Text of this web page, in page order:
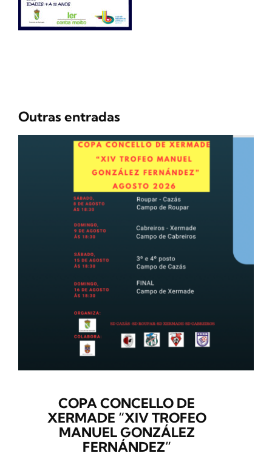
Outras entradas
COPA CONCELLO DE
XERMADE “XIV TROFEO
MANUEL GONZÁLEZ
FERNÁNDEZ”